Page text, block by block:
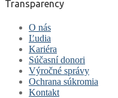
Transparency
O nás
Ľudia
Kariéra
Súčasní donori
Výročné správy
Ochrana súkromia
Kontakt